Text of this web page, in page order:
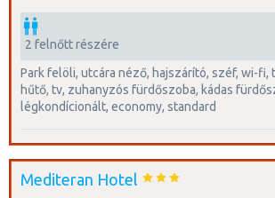
2 felnőtt részére
park felöli, utcára néző, hajszárító, széf, wi-fi, telefon, kisméretű
hűtő, tv, zuhanyzós fürdőszoba, kádas
légkondícionált, economy, standard
Mediteran Hotel